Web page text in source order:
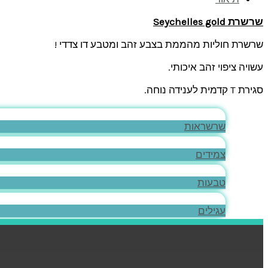
שרשרת Seychelles gold
שרשרת חוליות מהממת בצבע זהב ומטבע דו צדדי !
עשויה ציפוי זהב איכותי.
סגירת T קדמית לענידה נוחה.
שרשראות
צמידים
טבעות
עגילים